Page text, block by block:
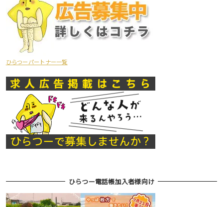
ひらつーパートナー一覧
ひらつー電話帳加入者様向け